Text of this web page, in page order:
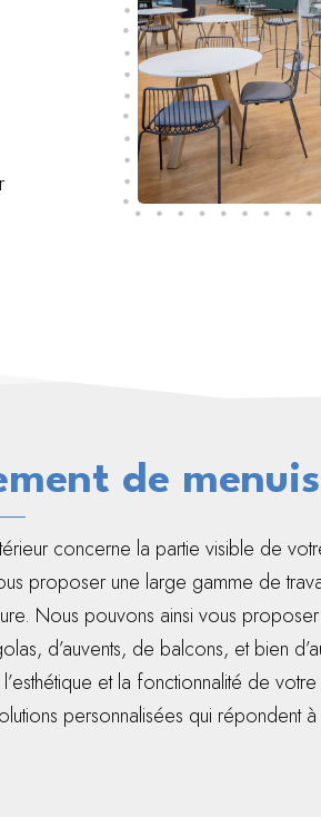
de
concerne la partie visible de
proposer une large gamme de
Nous pouvons ainsi vous
d’auvents, de balcons, et bien
et la fonctionnalité de
personnalisées qui répondent